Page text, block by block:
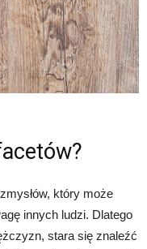
który może
innych ludzi. Dlatego
stara się znaleźć